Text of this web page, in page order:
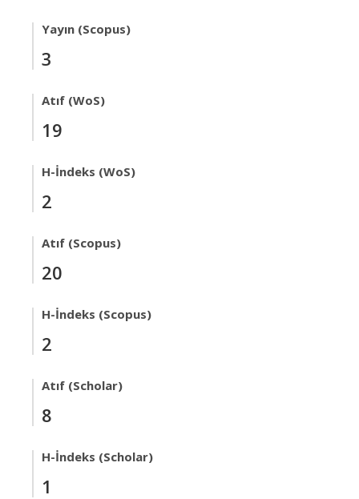
Yayın (Scopus)
3
Atıf (WoS)
19
H-İndeks (WoS)
2
Atıf (Scopus)
20
H-İndeks (Scopus)
2
Atıf (Scholar)
8
H-İndeks (Scholar)
1